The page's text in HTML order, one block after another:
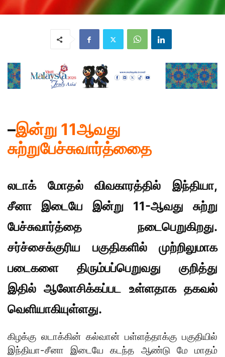
–இன்று 11ஆவது
சுற்றுபேச்சுவார்த்தைை
லடாக் மோதல் விவகாரத்தில் இந்தியா,
சீனா இடையே இன்று 11-ஆவது சுற்று
பேச்சுவார்த்தை நடைபெறுகிறது.
சர்ச்சைக்குரிய பகுதிகளில் முற்றிலுமாக
படைகளை திரும்பப்பெறுவது குறித்து
இதில் ஆலோசிக்கப்பட உள்ளதாக தகவல்
வெளியாகியுள்ளது.
கிழக்கு லடாக்கின் கல்வான் பள்ளத்தாக்கு பகுதியில்
இந்தியா-சீனா இடையே கடந்த ஆண்டு மே மாதம்